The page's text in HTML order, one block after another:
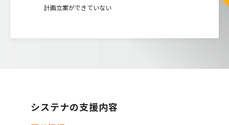
計画立案ができていない
システナの支援内容